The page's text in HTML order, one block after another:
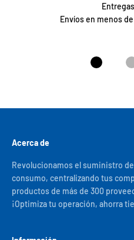
Envíos en menos
Ir al artículo
Acerca de
Revolucionamos el suministro
consumo, centralizando tus
productos de más de 300
¡Optimiza tu operación, ahorra